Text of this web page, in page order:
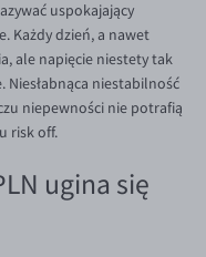
uspokajający
Każdy dzień, a nawet
ale napięcie niestety tak
Niesłabnąca niestabilność
niepewności nie potrafią
risk off.
ugina się